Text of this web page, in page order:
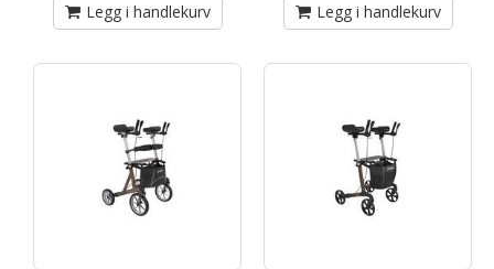
Legg i handlekurv Legg i handlekurv